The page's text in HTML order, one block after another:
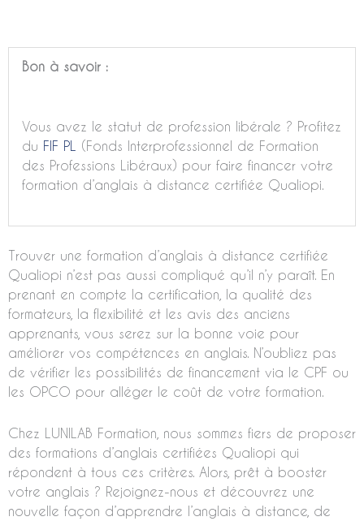
Bon à savoir :
Vous avez le statut de profession libérale ? Profitez
du FIF PL
(Fonds Interprofessionnel de Formation
des Professions Libéraux) pour faire financer votre
formation d’anglais à distance certifiée Qualiopi.
Trouver une formation d’anglais à distance certifiée
Qualiopi n’est pas aussi compliqué qu’il n’y paraît. En
prenant en compte la certification, la qualité des
formateurs, la flexibilité et les avis des anciens
apprenants, vous serez sur la bonne voie pour
améliorer vos compétences en anglais. N’oubliez pas
de vérifier les possibilités de financement via le CPF ou
les OPCO pour alléger le coût de votre formation.
Chez LUNILAB Formation, nous sommes fiers de proposer
des formations d’anglais certifiées Qualiopi qui
répondent à tous ces critères. Alors, prêt à booster
votre anglais ? Rejoignez-nous et découvrez une
nouvelle façon d’apprendre l’anglais à distance, de